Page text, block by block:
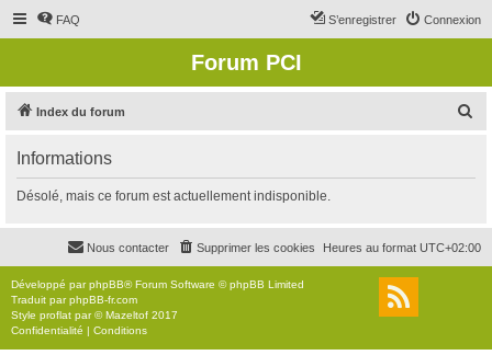
FAQ Connexion
S’enregistrer
Forum PCI
Index du forum
r
c
r
Informations
Désolé, mais ce forum est actuellement indisponible.
Heures au format UTC+02:00
Supprimer les cookies
Nous contacter
Développé parphpBB® Forum Software © phpBB Limited
Traduit parphpBB-fr.com
Style proflat par ©Mazeltof 2017
Confidentialité | Conditions